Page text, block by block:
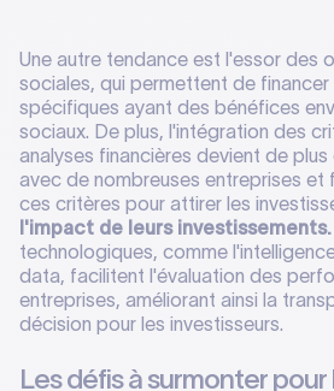
Une autre tendance est l'essor des
sociales, qui permettent de
spécifiques ayant des bénéfices
sociaux. De plus, l'intégration des
analyses financières devient de plus
avec de nombreuses entreprises
ces critères pour attirer les
l'impact de leurs investissements.
technologiques, comme
data, facilitent l'évaluation des
entreprises, améliorant ainsi la
décision pour les investisseurs.
Les défis à surmonter